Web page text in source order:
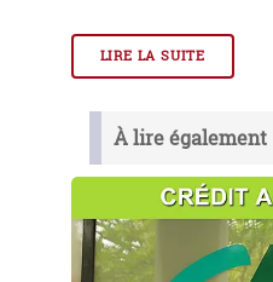
LIRE LA SUITE
À lire également